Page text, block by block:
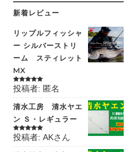
新着レビュー
リップルフィッシャ
ー シルバーストリ
ーム スティレット
MX
5段階中5の
評価
投稿者: 匿名
清水工房 清水ヤエ
ン Ｓ・レギュラー
5段階中5の
評価
投稿者: AKさん